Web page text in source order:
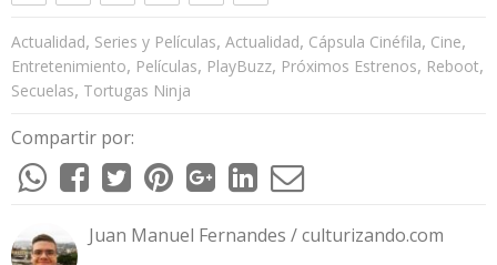
Actualidad, Series y Películas, Actualidad, Cápsula Cinéfila, Cine,
Entretenimiento, Películas, PlayBuzz, Próximos Estrenos, Reboot,
Secuelas, Tortugas Ninja
Compartir por:
Juan Manuel Fernandes / culturizando.com